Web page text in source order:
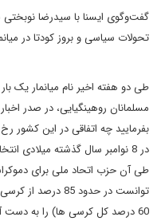
گفت‌وگوی ایسنا با سیدرضا نوبختی
تحولات سیاسی و بروز کودتا در
مسلمانان روهینگیایی، در صدر
بفرمایید چه اتفاقی در این کشور
در 8 نوامبر سال گذشته میلادی
توانست در حدود